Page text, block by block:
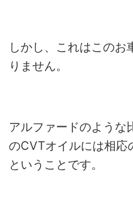
しかし、これはこのお
りません。
アルファードのような
のCVTオイルには相応
ということです。